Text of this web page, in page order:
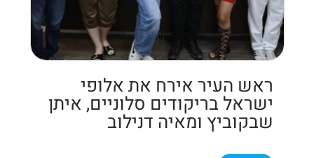
ראש העיר אירח את אלופי
ישראל בריקודים סלוניים, איתן
שבקוביץ ומאיה דנילוב